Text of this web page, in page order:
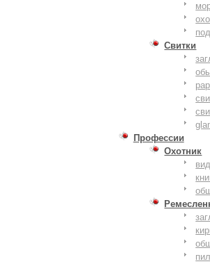
Свитки
Профессии
Охотник